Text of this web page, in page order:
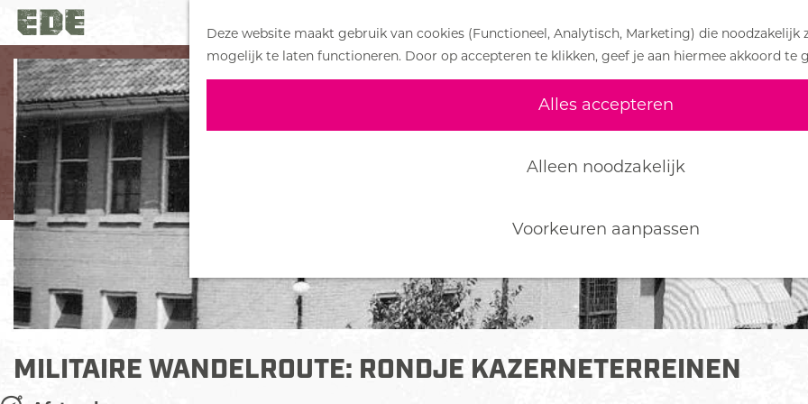
Deze website maakt gebruik van cookies (Functioneel, Analytisch, Marketing) die noodzakelijk
mogelijk te laten functioneren. Door op accepteren te klikken, geef je aan hiermee akkoord te
Alles accepteren
Alleen noodzakelijk
Voorkeuren aanpassen
G
a
n
a
a
r
d
e
h
m
e
p
g
e
MILITAIRE WANDELROUTE: RONDJE KAZERNETERREINEN